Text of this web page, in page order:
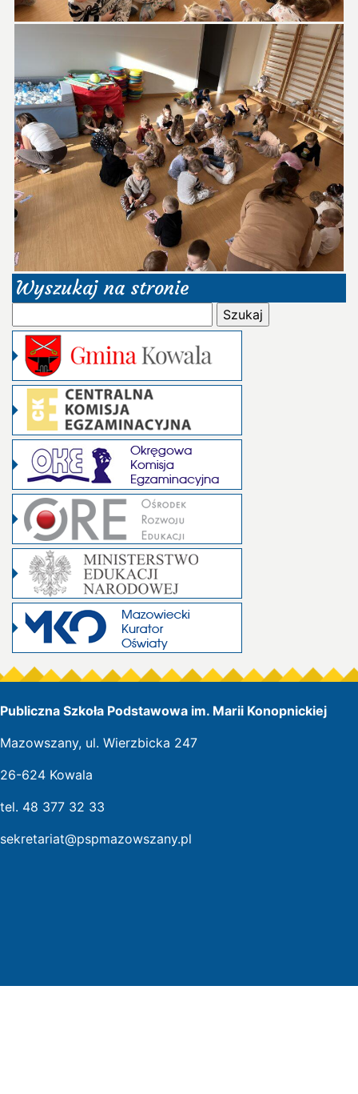
Wyszukaj na stronie
Publiczna Szkoła Podstawowa im. Marii Konopnickiej
Mazowszany, ul. Wierzbicka 247
26-624 Kowala
tel. 48 377 32 33
sekretariat@pspmazowszany.pl